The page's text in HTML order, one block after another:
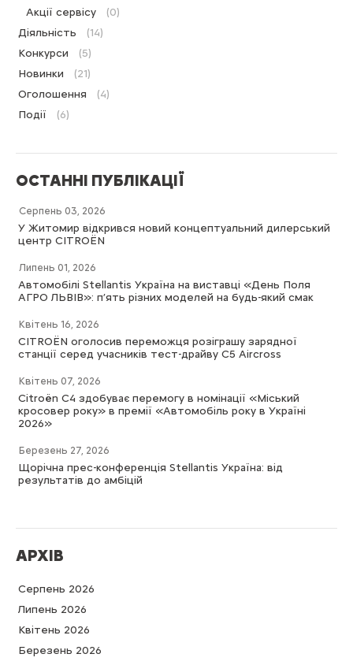
Акції сервісу
(0)
Діяльність
(14)
Конкурси
(5)
Новинки
(21)
Оголошення
(4)
Події
(6)
ОСТАННІ ПУБЛІКАЦІЇ
Серпень 03, 2026
У Житомир відкрився новий концептуальний дилерський
центр CITROËN
Липень 01, 2026
Автомобілі Stellantis Україна на виставці «День Поля
АГРО ЛЬВІВ»: п’ять різних моделей на будь-який смак
Квітень 16, 2026
CITROËN оголосив переможця розіграшу зарядної
станції серед учасників тест-драйву C5 Aircross
Квітень 07, 2026
Citroën C4 здобуває перемогу в номінації «Міський
кросовер року» в премії «Автомобіль року в Україні
2026»
Березень 27, 2026
Щорічна прес-конференція Stellantis Україна: від
результатів до амбіцій
АРХІВ
Серпень 2026
Липень 2026
Квітень 2026
Березень 2026